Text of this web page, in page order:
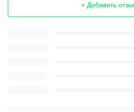
+ Добавить